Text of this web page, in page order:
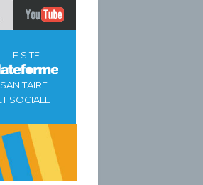
LE SITE
SANITAIRE
SOCIALE